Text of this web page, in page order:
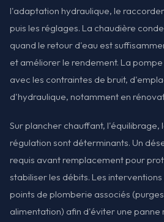
l'adaptation hydraulique, le
puis les réglages. La chaudière
quand le retour d'eau est
et améliorer le rendement. La
avec les contraintes de bruit,
d'hydraulique, notamment en
Sur plancher chauffant, l'équilibrage,
régulation sont déterminants. Un
requis avant remplacement pour
stabiliser les débits. Les
points de plomberie associés
alimentation) afin d'éviter une panne